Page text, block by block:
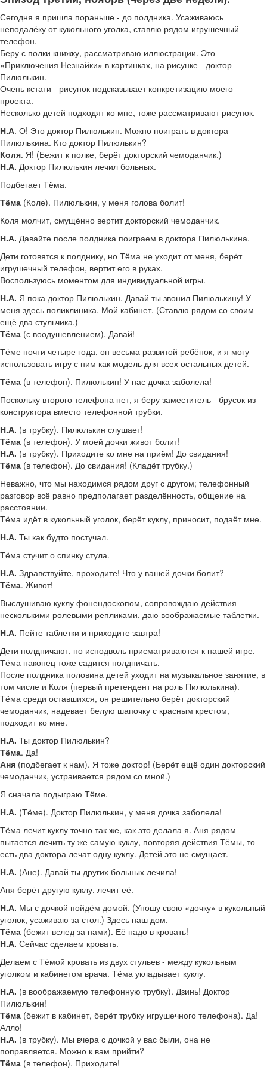
Сегодня я пришла пораньше - до полдника. Усаживаюсь
неподалёку от кукольного уголка, ставлю рядом игрушечный
телефон.
Беру с полки книжку, рассматриваю иллюстрации. Это
«Приключения Незнайки» в картинках, на рисунке - доктор
Пилюлькин.
Очень кстати - рисунок подсказывает конкретизацию моего
проекта.
Несколько детей подходят ко мне, тоже рассматривают рисунок.
Н.А. О! Это доктор Пилюлькин. Можно поиграть в доктора
Пилюлькина. Кто доктор Пилюлькин?
Коля. Я! (Бежит к полке, берёт докторский чемоданчик.)
Н.А. Доктор Пилюлькин лечил больных.
Подбегает Тёма.
Тёма (Коле). Пилюлькин, у меня голова болит!
Коля молчит, смущённо вертит докторский чемоданчик.
Н.А. Давайте после полдника поиграем в доктора Пилюлькина.
Дети готовятся к полднику, но Тёма не уходит от меня, берёт
игрушечный телефон, вертит его в руках.
Воспользуюсь моментом для индивидуальной игры.
Н.А. Я пока доктор Пилюлькин. Давай ты звонил Пилюлькину! У
меня здесь поликлиника. Мой кабинет. (Ставлю рядом со своим
ещё два стульчика.)
Тёма (с воодушевлением). Давай!
Тёме почти четыре года, он весьма развитой ребёнок, и я могу
использовать игру с ним как модель для всех остальных детей.
Тёма (в телефон). Пилюлькин! У нас дочка заболела!
Поскольку второго телефона нет, я беру заместитель - брусок из
конструктора вместо телефонной трубки.
Н.А. (в трубку). Пилюлькин слушает!
Тёма (в телефон). У моей дочки живот болит!
Н.А. (в трубку). Приходите ко мне на приём! До свидания!
Тёма (в телефон). До свидания! (Кладёт трубку.)
Неважно, что мы находимся рядом друг с другом; телефонный
разговор всё равно предполагает разделённость, общение на
расстоянии.
Тёма идёт в кукольный уголок, берёт куклу, приносит, подаёт мне.
Н.А. Ты как будто постучал.
Тёма стучит о спинку стула.
Н.А. Здравствуйте, проходите! Что у вашей дочки болит?
Тёма. Живот!
Выслушиваю куклу фонендоскопом, сопровождаю действия
несколькими ролевыми репликами, даю воображаемые таблетки.
Н.А. Пейте таблетки и приходите завтра!
Дети полдничают, но исподволь присматриваются к нашей игре.
Тёма наконец тоже садится полдничать.
После полдника половина детей уходит на музыкальное занятие, в
том числе и Коля (первый претендент на роль Пилюлькина).
Тёма среди оставшихся, он решительно берёт докторский
чемоданчик, надевает белую шапочку с красным крестом,
подходит ко мне.
Н.А. Ты доктор Пилюлькин?
Тёма. Да!
Аня (подбегает к нам). Я тоже доктор! (Берёт ещё один докторский
чемоданчик, устраивается рядом со мной.)
Я сначала подыграю Тёме.
Н.А. (Тёме). Доктор Пилюлькин, у меня дочка заболела!
Тёма лечит куклу точно так же, как это делала я. Аня рядом
пытается лечить ту же самую куклу, повторяя действия Тёмы, то
есть два доктора лечат одну куклу. Детей это не смущает.
Н.А. (Ане). Давай ты других больных лечила!
Аня берёт другую куклу, лечит её.
Н.А. Мы с дочкой пойдём домой. (Уношу свою «дочку» в кукольный
уголок, усаживаю за стол.) Здесь наш дом.
Тёма (бежит вслед за нами). Её надо в кровать!
Н.А. Сейчас сделаем кровать.
Делаем с Тёмой кровать из двух стульев - между кукольным
уголком и кабинетом врача. Тёма укладывает куклу.
Н.А. (в воображаемую телефонную трубку). Дзинь! Доктор
Пилюлькин!
Тёма (бежит в кабинет, берёт трубку игрушечного телефона). Да!
Алло!
Н.А. (в трубку). Мы вчера с дочкой у вас были, она не
поправляется. Можно к вам прийти?
Тёма (в телефон). Приходите!